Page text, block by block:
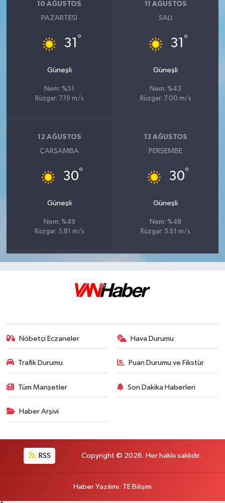
10 AĞUSTOS
PAZARTESI
31 °
Güneşli
Nem: %51
Rüzgar: 7.19 m/s
11 AĞUSTOS
SALI
31 °
Güneşli
Nem: %43
Rüzgar: 7.00 m/s
12 AĞUSTOS
ÇARŞAMBA
30°
Güneşli
Nem: %49
Rüzgar: 5.81 m/s
13 AĞUSTOS
PERŞEMBE
30°
Güneşli
Nem: %48
Rüzgar: 5.61 m/s
Nöbetçi Eczaneler Hava Durumu
Trafik Durumu Puan Durumu ve Fikstür
Tüm Manşetler Son Dakika Haberleri
Haber Arşivi
RSS Copyright © 2026. Her hakkı saklıdır.
Haber Yazılımı: TE Bilişim